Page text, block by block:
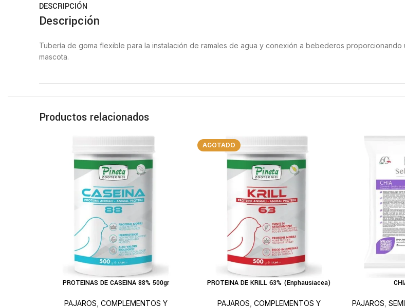
DESCRIPCIÓN
Descripción
Tubería de goma flexible para la instalación de ramales de agua y conexión a bebederos
mascota.
Productos relacionados
AÑADIR AL CARRITO
PROTEINAS DE CASEINA 88% 500gr
PAJAROS COMPLEMENTOS Y
AGOTADO
LEER MÁS
PROTEINA DE KRILL 63% (Enphausiacea)
PAJAROS COMPLEMENTOS Y
AÑADIR AL
PAJAROS